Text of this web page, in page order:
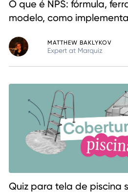
O que é NPS: fórmula,
modelo, como
MATTHEW BAKLYKOV
Expert at Marquiz
Quiz para tela de piscina